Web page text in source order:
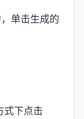
单击生成的
式下点击